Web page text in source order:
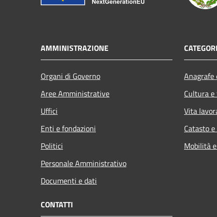
AMMINISTRAZIONE
Organi di Governo
Aree Amministrative
Uffici
Enti e fondazioni
Politici
Personale Amministrativo
Documenti e dati
Cultura
Vita
Catasto
Mobilità
CONTATTI